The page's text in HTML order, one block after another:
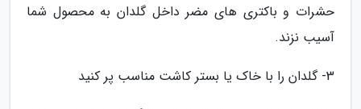
حشرات و باکتری های مضر داخل گلدان به محصول شما
آسیب نزند.
3- گلدان را با خاک یا بستر کاشت مناسب پر کنید